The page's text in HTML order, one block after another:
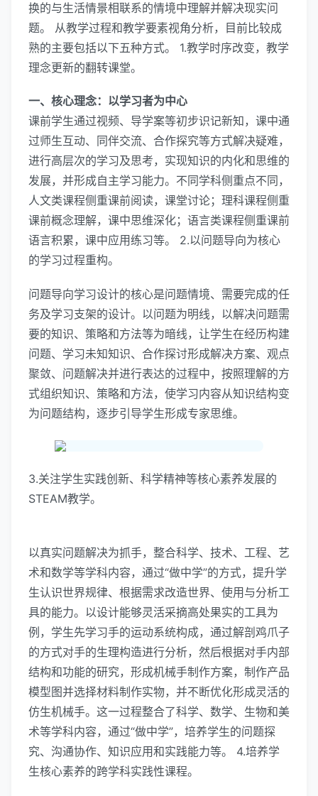
换的与生活情景相联系的情境中理解并解决现实问
题。 从教学过程和教学要素视角分析，目前比较成
熟的主要包括以下五种方式。 1.教学时序改变，教学
理念更新的翻转课堂。
一、核心理念：以学习者为中心
课前学生通过视频、导学案等初步识记新知，课中通
过师生互动、同伴交流、合作探究等方式解决疑难，
进行高层次的学习及思考，实现知识的内化和思维的
发展，并形成自主学习能力。不同学科侧重点不同，
人文类课程侧重课前阅读，课堂讨论；理科课程侧重
课前概念理解，课中思维深化；语言类课程侧重课前
语言积累，课中应用练习等。 2.以问题导向为核心
的学习过程重构。
问题导向学习设计的核心是问题情境、需要完成的任
务及学习支架的设计。以问题为明线，以解决问题需
要的知识、策略和方法等为暗线，让学生在经历构建
问题、学习未知知识、合作探讨形成解决方案、观点
聚敛、问题解决并进行表达的过程中，按照理解的方
式组织知识、策略和方法，使学习内容从知识结构变
为问题结构，逐步引导学生形成专家思维。
3.关注学生实践创新、科学精神等核心素养发展的
STEAM教学。
以真实问题解决为抓手，整合科学、技术、工程、艺
术和数学等学科内容，通过“做中学”的方式，提升学
生认识世界规律、根据需求改造世界、使用与分析工
具的能力。以设计能够灵活采摘高处果实的工具为
例，学生先学习手的运动系统构成，通过解剖鸡爪子
的方式对手的生理构造进行分析，然后根据对手内部
结构和功能的研究，形成机械手制作方案，制作产品
模型图并选择材料制作实物，并不断优化形成灵活的
仿生机械手。这一过程整合了科学、数学、生物和美
术等学科内容，通过“做中学”，培养学生的问题探
究、沟通协作、知识应用和实践能力等。 4.培养学
生核心素养的跨学科实践性课程。